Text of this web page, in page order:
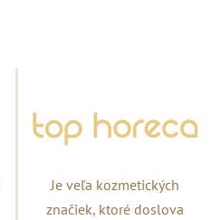
Je veľa kozmetických
značiek, ktoré doslova